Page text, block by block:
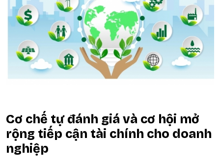
Cơ chế tự đánh giá và cơ hội mở
rộng tiếp cận tài chính cho doanh
nghiệp